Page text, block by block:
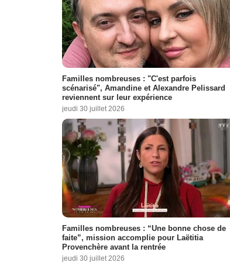
Familles nombreuses : "C'est parfois
scénarisé", Amandine et Alexandre Pelissard
reviennent sur leur expérience
jeudi 30 juillet 2026
Familles nombreuses : “Une bonne chose de
faite”, mission accomplie pour Laëtitia
Provenchère avant la rentrée
jeudi 30 juillet 2026